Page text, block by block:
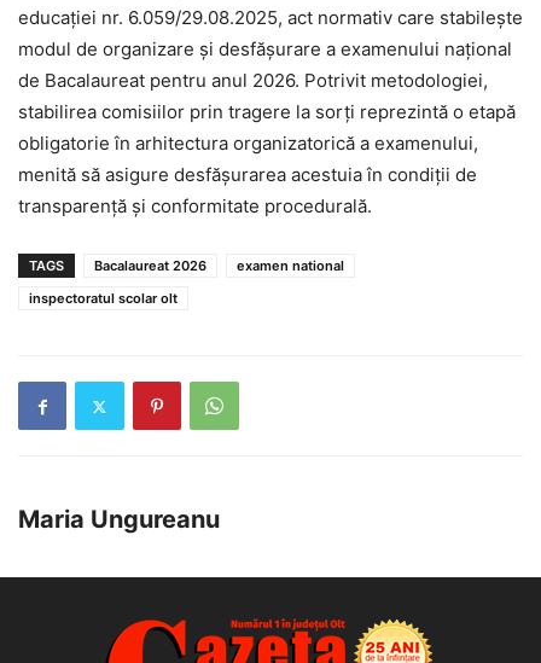
educației nr. 6.059/29.08.2025, act normativ care stabilește
modul de organizare și desfășurare a examenului național
de Bacalaureat pentru anul 2026. Potrivit metodologiei,
stabilirea comisiilor prin tragere la sorți reprezintă o etapă
obligatorie în arhitectura organizatorică a examenului,
menită să asigure desfășurarea acestuia în condiții de
transparență și conformitate procedurală.
TAGS Bacalaureat 2026
examen national
inspectoratul scolar olt
Maria Ungureanu